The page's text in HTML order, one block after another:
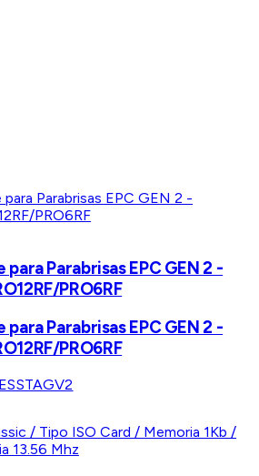
para Parabrisas EPC GEN 2 -
PRO6RF
para Parabrisas EPC GEN 2 -
PRO6RF